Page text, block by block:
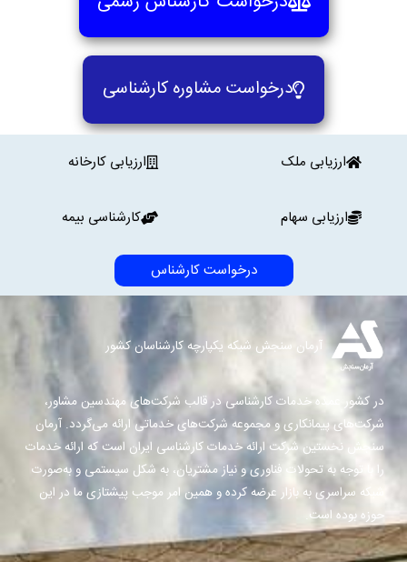
درخواست مشاوره کارشناسی
ارزیابی ملک ارزیابی کارخانه
ارزیابی سهام کارشناسی بیمه
درخواست کارشناس
آرمان سنجش شبکه یکپارچه کارشناسان کشور
در کشور عمده خدمات کارشناسی در قالب شرکت‌های مهندسین مشاور،
شرکت‌های پیمانکاری و مجموعه شرکت‌های خدماتی ارائه می‌گردد. آرمان
سنجش نخستین شرکت ارائه خدمات کارشناسی ایران است که ارائه خدمات
را با توجه به تحولات فناوری و نیاز مشتریان، به شکل سیستمی و به‌صورت
شبکه سراسری به بازار عرضه کرده و همین امر موجب پیشتازی ما در این
حوزه بوده است.